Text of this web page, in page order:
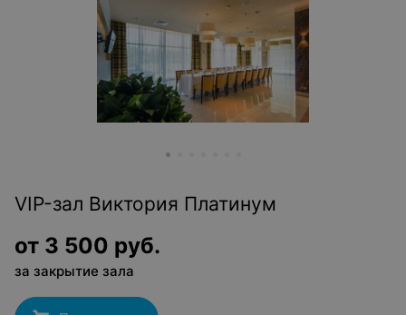
VIP-зал Виктория Платинум
от 3 500 руб.
за закрытие зала